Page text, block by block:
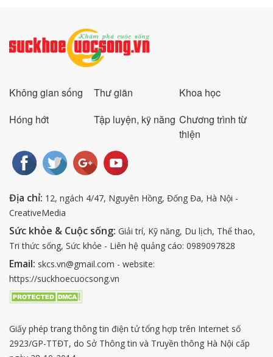
Không gian sống Thư giãn
Khoa học
Hóng hớt
Tập luyện, kỹ năng Chương trình từ
thiện
Địa chỉ: 12, ngách 4/47, Nguyên Hồng, Đống Đa, Hà Nội -
CreativeMedia
Sức khỏe & Cuộc sống: Giải trí, Kỹ năng, Du lịch, Thể thao,
Tri thức sống, Sức khỏe - Liên hệ quảng cáo: 0989097828
Email: skcs.vn@gmail.com - website:
https://suckhoecuocsong.vn
Giấy phép trang thông tin điện tử tổng hợp trên Internet số
2923/GP-TTĐT, do Sở Thông tin và Truyền thông Hà Nội cấp